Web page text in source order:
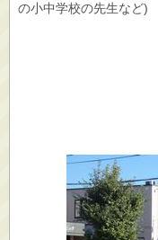
の小中学校の先生など)